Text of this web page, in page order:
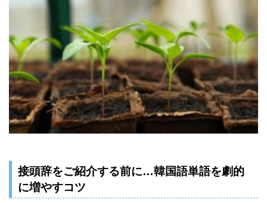
接頭辞をご紹介する前に…韓国語単語を劇的
に増やすコツ